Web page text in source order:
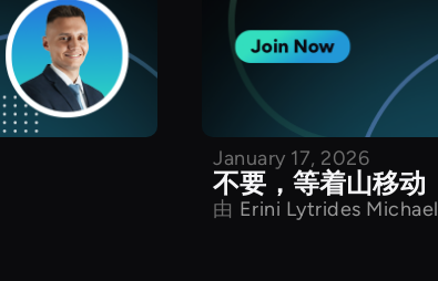
January 17, 2026
不要，等着山移动
由 Erini Lytrides Michael